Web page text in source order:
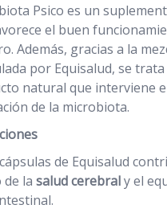
Psico es un
el buen
Además, gracias a la
por Equisalud, se trata
natural que interviene
de la microbiota.
de Equisalud
de la salud cerebraly el